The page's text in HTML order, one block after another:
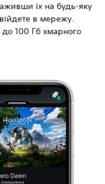
їх на будь-яку
в мережу.
100 Гб хмарного